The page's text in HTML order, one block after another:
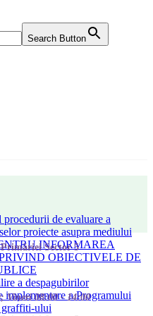
Search Button
de evaluare a
proiecte asupra mediului
INFORMAREA
OBIECTIVELE DE
a despagubirilor
implementare a Programului
graffiti-ului
Sector 5
Vineri 08:00 - 14:00